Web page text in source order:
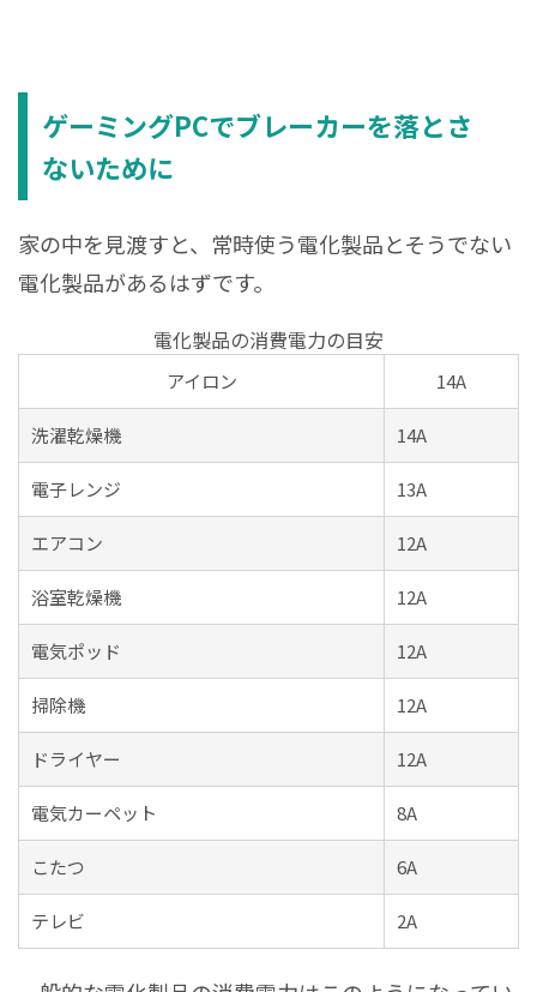
ゲーミングPCでブレーカーを落とさ
ないために
家の中を見渡すと、常時使う電化製品とそうでない
電化製品があるはずです。
電化製品の消費電力の目安
アイロン 14A
洗濯乾燥機 14A
電子レンジ 13A
エアコン 12A
浴室乾燥機 12A
電気ポッド 12A
掃除機 12A
ドライヤー 12A
電気カーペット 8A
こたつ 6A
テレビ 2A